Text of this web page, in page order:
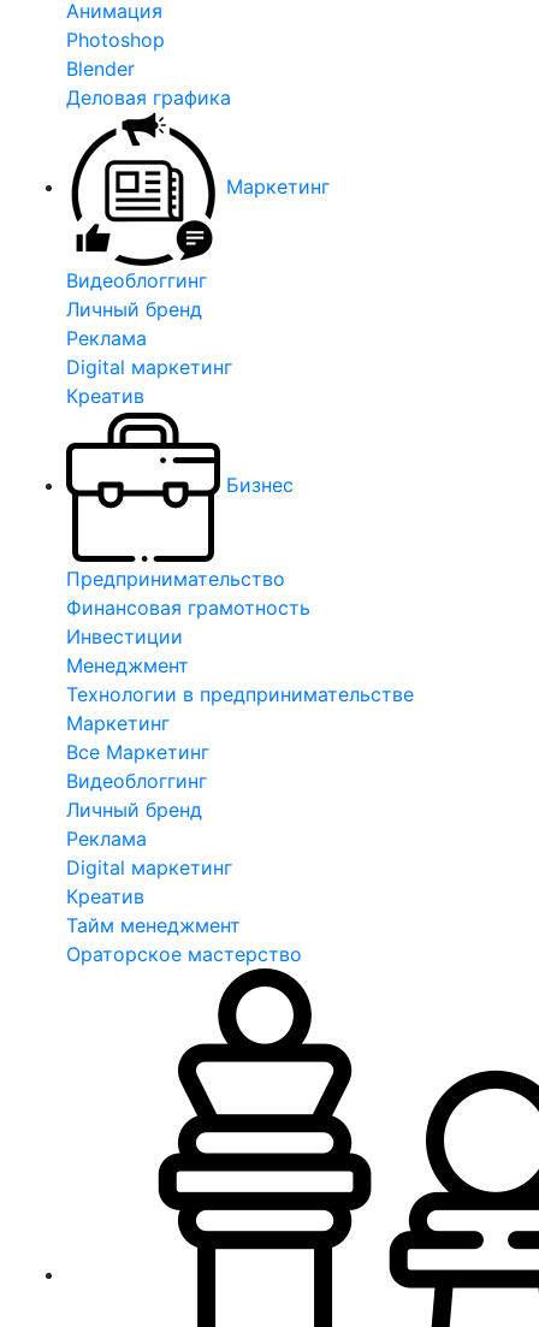
Анимация
Photoshop
Blender
Деловая графика
Маркетинг
Видеоблоггинг
Личный бренд
Реклама
Digital маркетинг
Креатив
Бизнес
Предпринимательство
Финансовая грамотность
Инвестиции
Менеджмент
Технологии в предпринимательстве
Маркетинг
Все Маркетинг
Видеоблоггинг
Личный бренд
Реклама
Digital маркетинг
Креатив
Тайм менеджмент
Ораторское мастерство